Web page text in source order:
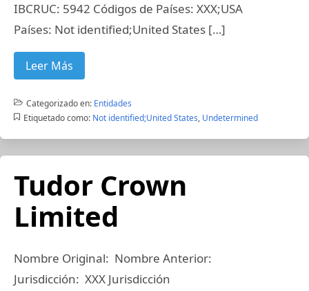
IBCRUC: 5942 Códigos de Países: XXX;USA
Países: Not identified;United States […]
Leer Más
Categorizado en: Entidades
Etiquetado como: Not identified;United States, Undetermined
Tudor Crown
Limited
Nombre Original: Nombre Anterior:
Jurisdicción: XXX Jurisdicción